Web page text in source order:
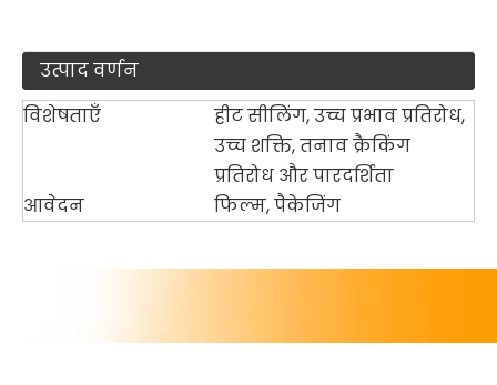
उत्पाद वर्णन
विशेषताएँ
हीट सीलिंग, उच्च प्रभाव प्रतिरोध,
उच्च शक्ति, तनाव क्रैकिंग
प्रतिरोध और पारदर्शिता
आवेदन
फिल्म, पैकेजिंग